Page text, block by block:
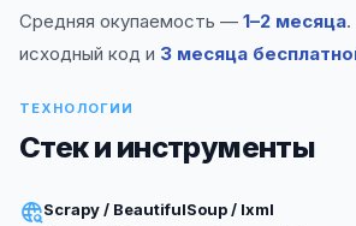
Средняя окупаемость — 1–2 месяца
исходный код и 3 месяца
ТЕХНОЛОГИИ
Стек и инструменты
Scrapy / BeautifulSoup / lxml